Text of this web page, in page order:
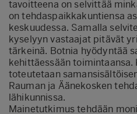
tavoitteena on selvittää
on tehdaspaikkakuntiensa
keskuudessa. Samalla
kyselyyn vastaajat pitävät
tärkeinä. Botnia hyödyntää
kehittäessään
toteutetaan
Rauman ja Äänekosken
lähikunnissa.
Mainetutkimus tehdään